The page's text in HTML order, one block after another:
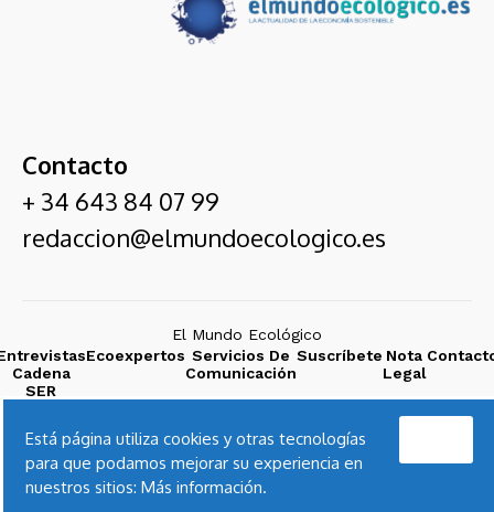
Contacto
+ 34 643 84 07 99
redaccion@elmundoecologico.es
El Mundo Ecológico
Cadena
SER
Ecoexpertos Servicios De
Comunicación
Suscríbete Nota
Legal
Está página utiliza cookies y otras tecnologías
para que podamos mejorar su experiencia en
nuestros sitios: Más información.